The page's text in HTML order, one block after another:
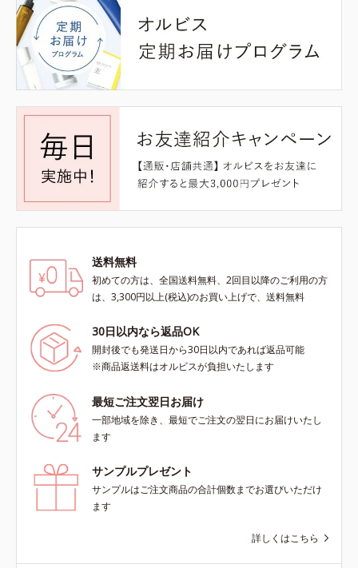
送料無料
初めての方は、全国送料無料、2回目以降のご利用の方
は、3,300円以上(税込)のお買い上げで、送料無料
30日以内なら返品OK
開封後でも発送日から30日以内であれば返品可能
※商品返送料はオルビスが負担いたします
最短ご注文翌日お届け
一部地域を除き、最短でご注文の翌日にお届けいたし
ます
サンプルプレゼント
サンプルはご注文商品の合計個数までお選びいただけ
ます
詳しくはこちら